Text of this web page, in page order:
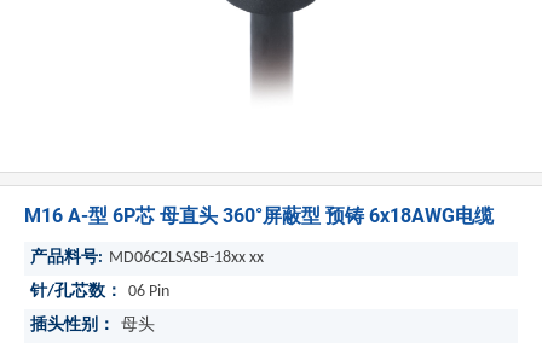
M16 A-型 6P芯 母直头 360°屏蔽型 预铸 6x18AWG电缆
产品料号: MD06C2LSASB-18xx xx
针/孔芯数：
06 Pin
插头性别：
母头